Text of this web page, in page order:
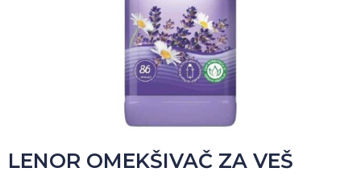
LENOR OMEKŠIVAČ ZA VEŠ